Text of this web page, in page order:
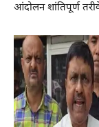
आंदोलन शांतिपूर्ण